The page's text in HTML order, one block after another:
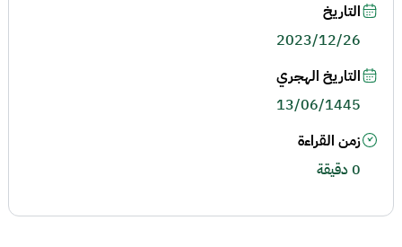
التاريخ
2023/12/26
التاريخ الهجري
13/06/1445
زمن القراءة
0 دقيقة